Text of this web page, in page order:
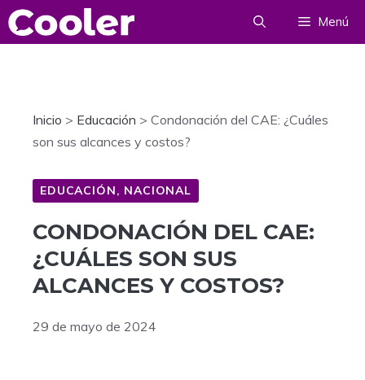
Saltar
al
Menú
Inicio > Educación > Condonación del CAE: ¿Cuáles
son sus alcances y costos?
EDUCACIÓN, NACIONAL
CONDONACIÓN DEL CAE:
¿CUÁLES SON SUS
ALCANCES Y COSTOS?
29 de mayo de 2024